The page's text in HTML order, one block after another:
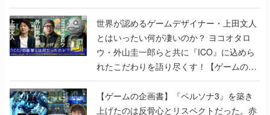
世界が認めるゲームデザイナー・上田文人
とはいったい何が凄いのか？ ヨコオタロ
ウ・外山圭一郎らと共に『ICO』に込めら
れたこだわりを語り尽くす！【ゲームの企
画書】
【ゲームの企画書】『ペルソナ3』を築き
上げたのは反骨心とリスペクトだった。赤